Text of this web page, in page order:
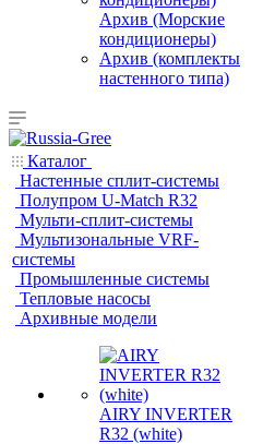
Архив (Морские
кондиционеры)
Архив (комплекты
настенного типа)
Каталог
Настенные сплит-системы
Полупром U-Match R32
Мульти-сплит-системы
Мультизональные VRF-
системы
Промышленные системы
Тепловые насосы
Архивные модели
AIRY INVERTER
R32 (white)